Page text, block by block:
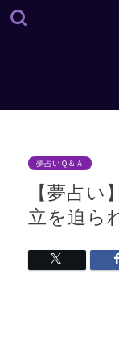
夢占いＱ＆Ａ
【夢占い
立を迫ら